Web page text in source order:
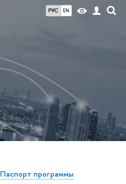
РУС EN
Паспорт программы